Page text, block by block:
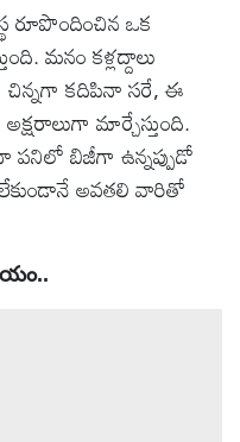
రూపొందించిన ఒక
మనం కళ్లద్దాలు
చిన్నగా కదిపినా సరే, ఈ
మార్చేస్తుంది.
పనిలో బిజీగా ఉన్నప్పుడో
అవతలి వారితో